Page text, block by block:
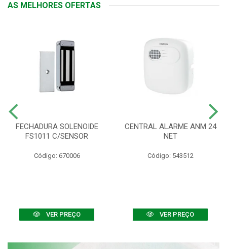
AS MELHORES OFERTAS
FECHADURA SOLENOIDE
FS1011 C/SENSOR
Código: 670006
VER PREÇO
CENTRAL ALARME ANM 24
NET
Código: 543512
VER PREÇO